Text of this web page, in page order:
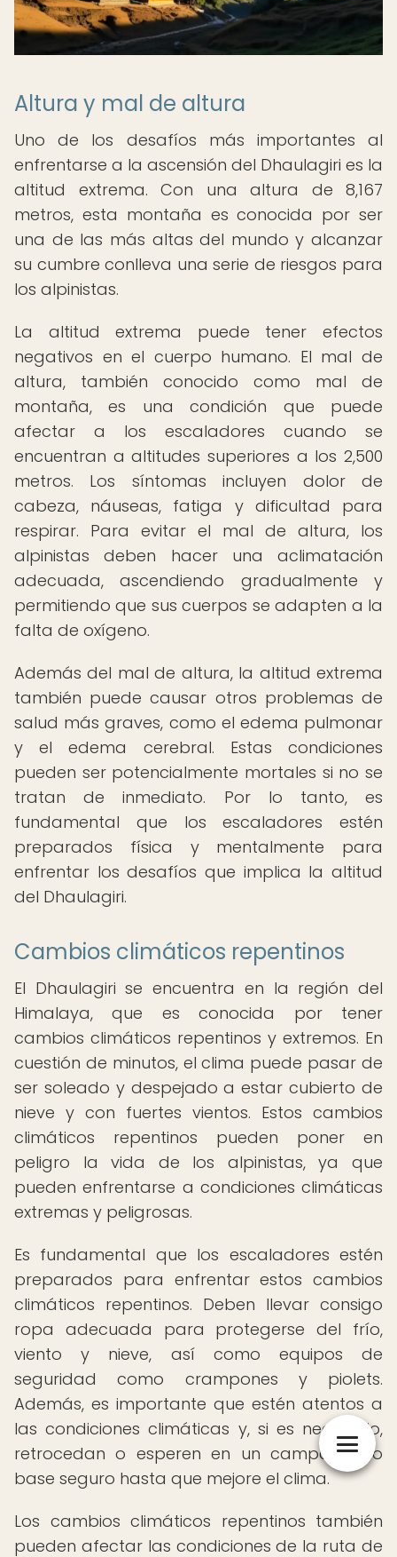
Altura y mal de altura
Uno de los desafíos más importantes al
enfrentarse a la ascensión del Dhaulagiri es la
altitud extrema. Con una altura de 8,167
metros, esta montaña es conocida por ser
una de las más altas del mundo y alcanzar
su cumbre conlleva una serie de riesgos para
los alpinistas.
La altitud extrema puede tener efectos
negativos en el cuerpo humano. El mal de
altura, también conocido como mal de
montaña, es una condición que puede
afectar a los escaladores cuando se
encuentran a altitudes superiores a los 2,500
metros. Los síntomas incluyen dolor de
cabeza, náuseas, fatiga y dificultad para
respirar. Para evitar el mal de altura, los
alpinistas deben hacer una aclimatación
adecuada, ascendiendo gradualmente y
permitiendo que sus cuerpos se adapten a la
falta de oxígeno.
Además del mal de altura, la altitud extrema
también puede causar otros problemas de
salud más graves, como el edema pulmonar
y el edema cerebral. Estas condiciones
pueden ser potencialmente mortales si no se
tratan de inmediato. Por lo tanto, es
fundamental que los escaladores estén
preparados física y mentalmente para
enfrentar los desafíos que implica la altitud
del Dhaulagiri.
Cambios climáticos repentinos
El Dhaulagiri se encuentra en la región del
Himalaya, que es conocida por tener
cambios climáticos repentinos y extremos. En
cuestión de minutos, el clima puede pasar de
ser soleado y despejado a estar cubierto de
nieve y con fuertes vientos. Estos cambios
climáticos repentinos pueden poner en
peligro la vida de los alpinistas, ya que
pueden enfrentarse a condiciones climáticas
extremas y peligrosas.
Es fundamental que los escaladores estén
preparados para enfrentar estos cambios
climáticos repentinos. Deben llevar consigo
ropa adecuada para protegerse del frío,
viento y nieve, así como equipos de
seguridad como crampones y piolets.
Además, es importante que estén atentos a
las condiciones climáticas y, si es necesario,
retrocedan o esperen en un campamento
base seguro hasta que mejore el clima.
Los cambios climáticos repentinos también
pueden afectar las condiciones de la ruta de